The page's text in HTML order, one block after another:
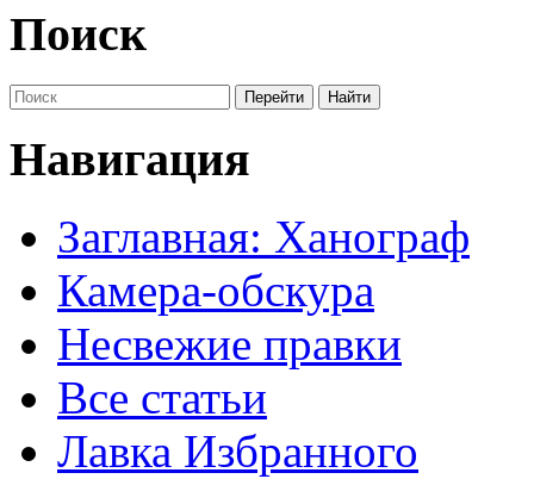
Поиск
Навигация
Заглавная: Ханограф
Камера-обскура
Несвежие правки
Все статьи
Лавка Избранного